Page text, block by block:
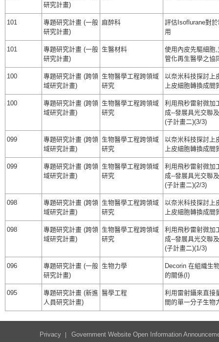
研究計畫)
101
專題研究計畫 (一般
研究計畫)
麻醉科
評估Isoflurane對
用
101
專題研究計畫 (一般
研究計畫)
生醫材料
使用內皮先驅細胞
管化再生醫學之協
100
專題研究計畫 (跨領
域研究計畫)
生物醫學工程跨領域
研究
以奈米科技探討上
上皮細胞轉換成
100
專題研究計畫 (跨領
域研究計畫)
生物醫學工程跨領域
研究
利用飛秒雷射微加
成--發展具光交聯
(子計畫二)(3/3)
099
專題研究計畫 (跨領
域研究計畫)
生物醫學工程跨領域
研究
以奈米科技探討上
上皮細胞轉換成
099
專題研究計畫 (跨領
域研究計畫)
生物醫學工程跨領域
研究
利用飛秒雷射微加
成--發展具光交聯
(子計畫二)(2/3)
098
專題研究計畫 (跨領
域研究計畫)
生物醫學工程跨領域
研究
以奈米科技探討上
上皮細胞轉換成
098
專題研究計畫 (跨領
域研究計畫)
生物醫學工程跨領域
研究
利用飛秒雷射微加
成--發展具光交聯
(子計畫二)(1/3)
096
專題研究計畫 (一般
研究計畫)
生物力學
Decorin 在組織生
的關係(I)
095
專題研究計畫 (新進
人員研究計畫)
醫學工程
利用雷射鑷來直接
間的單一分子生物
Privacy
Government Website Open Information